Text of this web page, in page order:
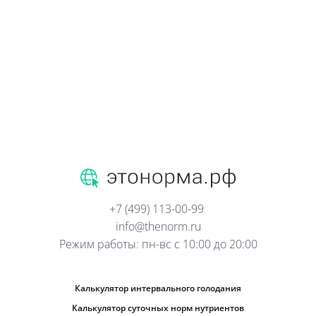
+7 (499) 113-00-99
info@thenorm.ru
Режим работы: пн-вс с 10:00 до 20:00
Калькулятор интервального голодания
Калькулятор суточных норм нутриентов